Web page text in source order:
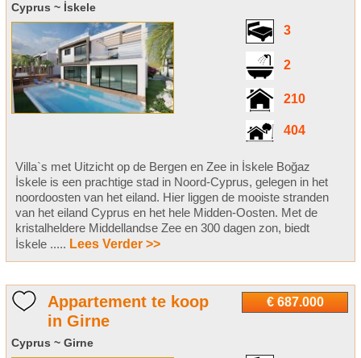
Cyprus ~ İskele
3
2
210
404
Villa`s met Uitzicht op de Bergen en Zee in İskele Boğaz
İskele is een prachtige stad in Noord-Cyprus, gelegen in het
noordoosten van het eiland. Hier liggen de mooiste stranden
van het eiland Cyprus en het hele Midden-Oosten. Met de
kristalheldere Middellandse Zee en 300 dagen zon, biedt
İskele ..... Lees Verder >>
€ 687.000
Appartement te koop
in Girne
Cyprus ~ Girne